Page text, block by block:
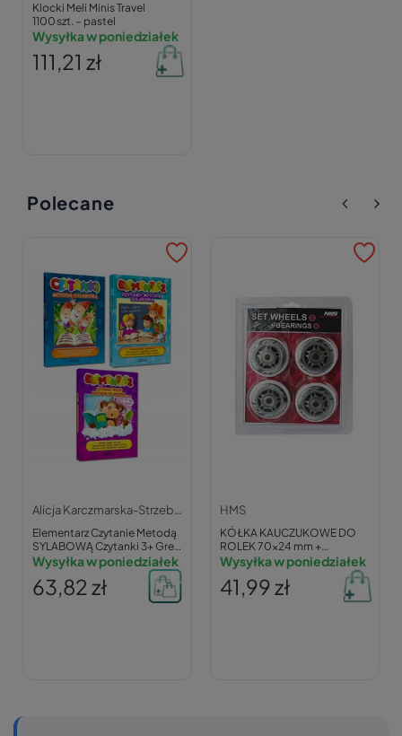
Klocki Meli Minis Travel
1100 szt. – pastel
Wysyłka w poniedziałek
111,21 zł
Polecane
Alicja Karczmarska-Strzebońska,
Elementarz Czytanie Metodą
SYLABOWĄ Czytanki 3+ Greg
(BR)
Wysyłka w poniedziałek
63,82 zł
HMS
KÓŁKA KAUCZUKOWE DO
ROLEK 70x24 mm +
ŁOŻYSKA ABEC7
Wysyłka w poniedziałek
41,99 zł